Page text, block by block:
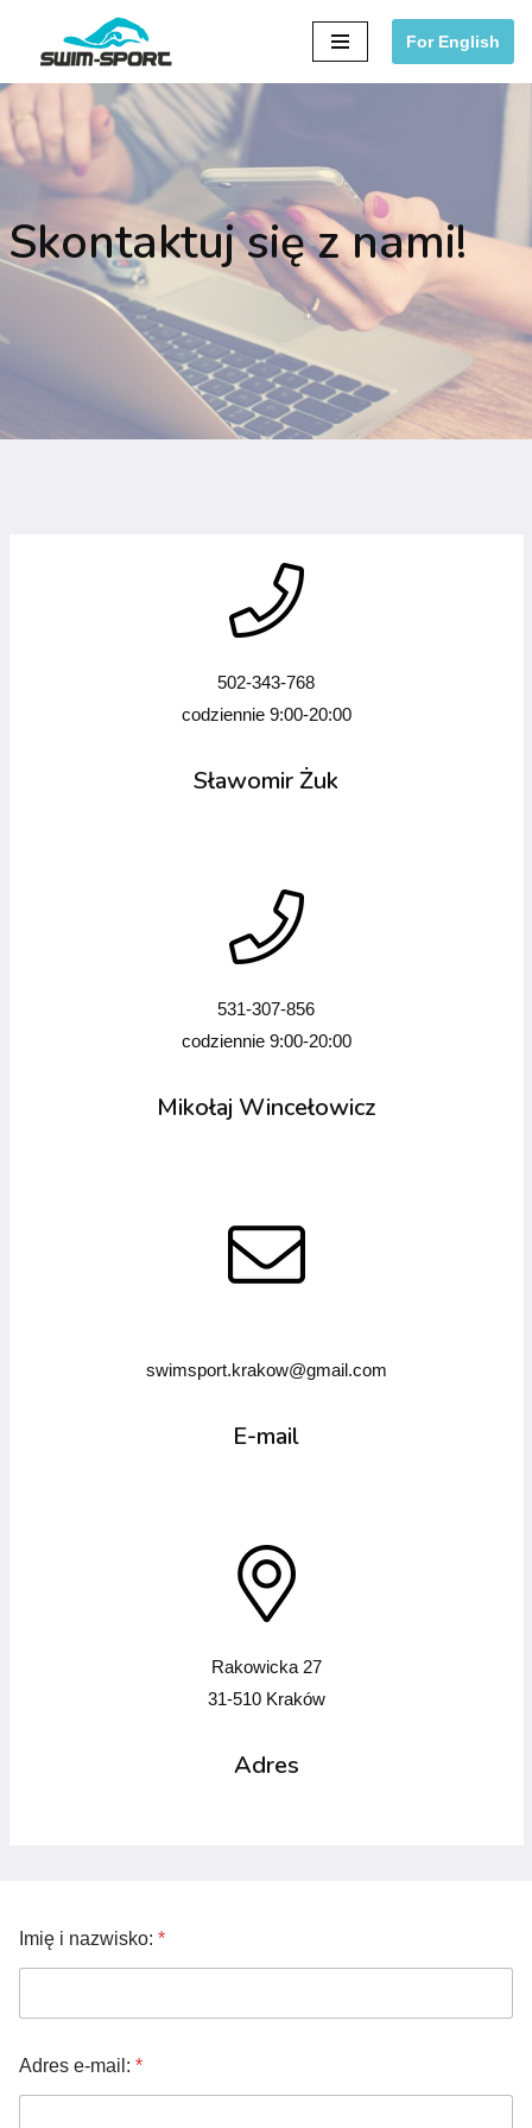
Przejdź
treści
For English
Skontaktuj się z nami!
502-343-768
codziennie 9:00-20:00
Sławomir Żuk
531-307-856
codziennie 9:00-20:00
Mikołaj Wincełowicz
swimsport.krakow@gmail.com
E-mail
Rakowicka 27
31-510 Kraków
Adres
Imię i nazwisko: *
m
i
Adres e-mail: *